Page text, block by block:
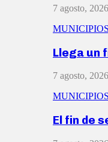
7 agosto, 2026
MUNICIPIOS
Llega un
7 agosto, 2026
MUNICIPIOS
El fin de